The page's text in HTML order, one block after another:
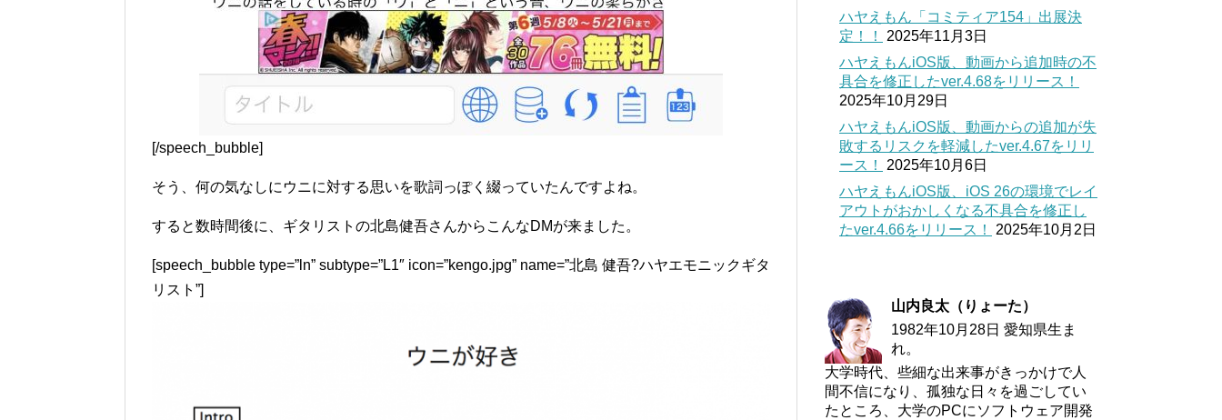
[/speech_bubble]
そう、何の気なしにウニに対する思いを歌詞っぽく綴っていたんですよね。
すると数時間後に、ギタリストの北島健吾さんからこんなDMが来ました。
[speech_bubble type=”ln” subtype=”L1″ icon=”kengo.jpg” name=”北島 健吾?ハヤエモニックギタ
リスト”]
ハヤえもん「コミティア154」出展決
定！！
2025年11月3日
ハヤえもんiOS版、動画から追加時の不
具合を修正したver.4.68をリリース！
2025年10月29日
ハヤえもんiOS版、動画からの追加が失
敗するリスクを軽減したver.4.67をリリ
ース！
2025年10月6日
ハヤえもんiOS版、iOS 26の環境でレイ
アウトがおかしくなる不具合を修正し
たver.4.66をリリース！
2025年10月2日
山内良太（りょーた）
1982年10月28日 愛知県生ま
れ。
大学時代、些細な出来事がきっかけで人
間不信になり、孤独な日々を過ごしてい
たところ、大学のPCにソフトウェア開発